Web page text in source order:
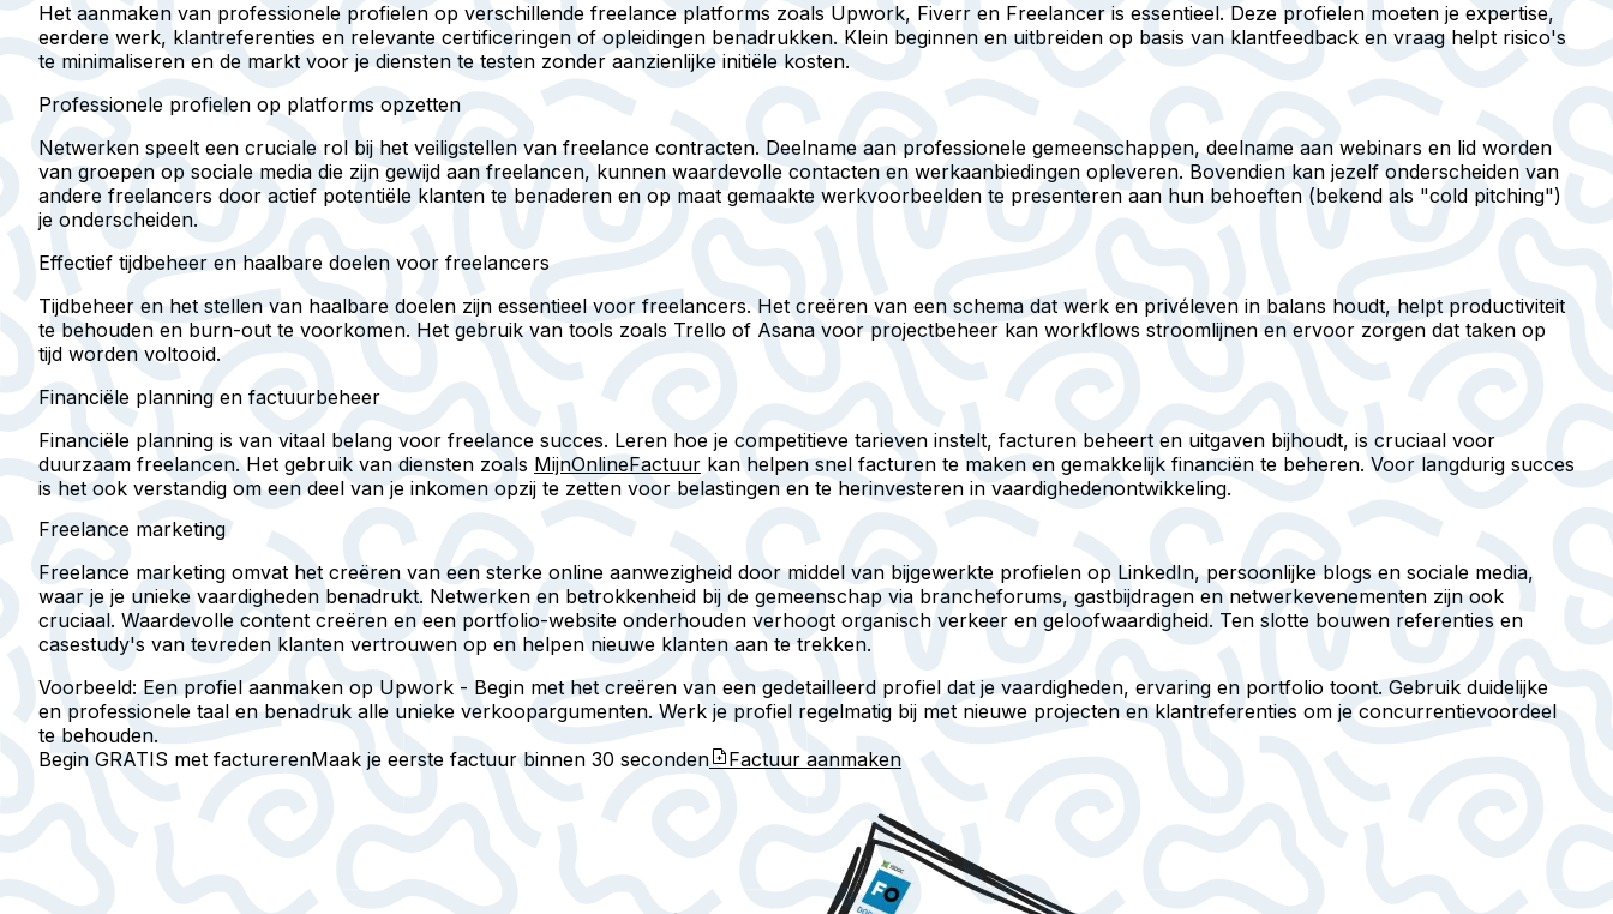
Het aanmaken van professionele profielen op verschillende freelance platforms zoals Upwork, Fiverr en Freelancer is essentieel. Deze profielen moeten je expertise,
eerdere werk, klantreferenties en relevante certificeringen of opleidingen benadrukken. Klein beginnen en uitbreiden op basis van klantfeedback en vraag helpt risico's
te minimaliseren en de markt voor je diensten te testen zonder aanzienlijke initiële kosten.
Professionele profielen op platforms opzetten
Netwerken speelt een cruciale rol bij het veiligstellen van freelance contracten. Deelname aan professionele gemeenschappen, deelname aan webinars en lid worden
van groepen op sociale media die zijn gewijd aan freelancen, kunnen waardevolle contacten en werkaanbiedingen opleveren. Bovendien kan jezelf onderscheiden van
andere freelancers door actief potentiële klanten te benaderen en op maat gemaakte werkvoorbeelden te presenteren aan hun behoeften (bekend als "cold pitching")
je onderscheiden.
Effectief tijdbeheer en haalbare doelen voor freelancers
Tijdbeheer en het stellen van haalbare doelen zijn essentieel voor freelancers. Het creëren van een schema dat werk en privéleven in balans houdt, helpt productiviteit
te behouden en burn-out te voorkomen. Het gebruik van tools zoals Trello of Asana voor projectbeheer kan workflows stroomlijnen en ervoor zorgen dat taken op
tijd worden voltooid.
Financiële planning en factuurbeheer
Financiële planning is van vitaal belang voor freelance succes. Leren hoe je competitieve tarieven instelt, facturen beheert en uitgaven bijhoudt, is cruciaal voor
duurzaam freelancen. Het gebruik van diensten zoals MijnOnlineFactuur kan helpen snel facturen te maken en gemakkelijk financiën te beheren. Voor langdurig succes
is het ook verstandig om een deel van je inkomen opzij te zetten voor belastingen en te herinvesteren in vaardighedenontwikkeling.
Freelance marketing
Freelance marketing omvat het creëren van een sterke online aanwezigheid door middel van bijgewerkte profielen op LinkedIn, persoonlijke blogs en sociale media,
waar je je unieke vaardigheden benadrukt. Netwerken en betrokkenheid bij de gemeenschap via brancheforums, gastbijdragen en netwerkevenementen zijn ook
cruciaal. Waardevolle content creëren en een portfolio-website onderhouden verhoogt organisch verkeer en geloofwaardigheid. Ten slotte bouwen referenties en
casestudy's van tevreden klanten vertrouwen op en helpen nieuwe klanten aan te trekken.
Voorbeeld: Een profiel aanmaken op Upwork - Begin met het creëren van een gedetailleerd profiel dat je vaardigheden, ervaring en portfolio toont. Gebruik duidelijke
en professionele taal en benadruk alle unieke verkoopargumenten. Werk je profiel regelmatig bij met nieuwe projecten en klantreferenties om je concurrentievoordeel
te behouden.
Begin GRATIS met facturerenMaak je eerste factuur binnen 30 seconden Factuur aanmaken